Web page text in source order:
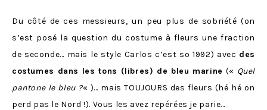
Du côté de ces messieurs, un peu plus de sobriété (on
s’est posé la question du costume à fleurs une fraction
de seconde… mais le style Carlos c’est so 1992) avec des
costumes dans les tons (libres) de bleu marine (« Quel
pantone le bleu ?« )… mais TOUJOURS des fleurs (hé hé on
perd pas le Nord !). Vous les avez repérées je parie…